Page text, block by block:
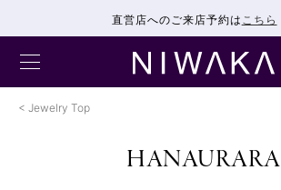
直営店へのご来店予約は こちら
Jewelry Top
HANAURARA